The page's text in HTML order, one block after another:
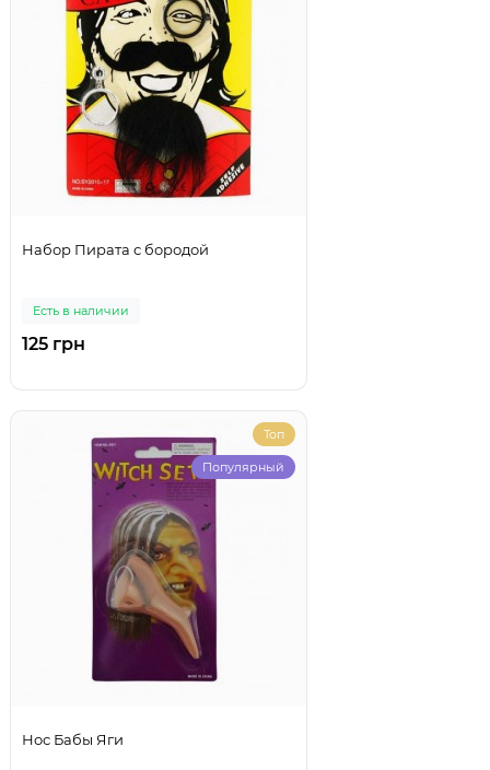
Набор Пирата с бородой
Есть в наличии
125 грн
Топ
Популярный
Нос Бабы Яги